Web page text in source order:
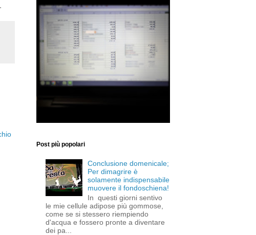
Post più popolari
Conclusione domenicale;
Per dimagrire è
solamente indispensabile
muovere il fondoschiena!
In questi giorni sentivo
le mie cellule adipose più gommose,
come se si stessero riempiendo
d'acqua e fossero pronte a diventare
dei pa...